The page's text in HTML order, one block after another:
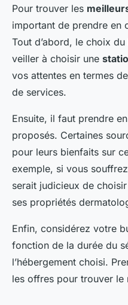
Pour trouver les
important de prendre en
Tout d’abord, le choix
veiller à choisir une
vos attentes en termes
de services.
Ensuite, il faut prendre
proposés. Certaines
pour leurs bienfaits sur
exemple, si vous
serait judicieux de
ses propriétés
Enfin, considérez votre
fonction de la durée du
l’hébergement choisi.
les offres pour trouver